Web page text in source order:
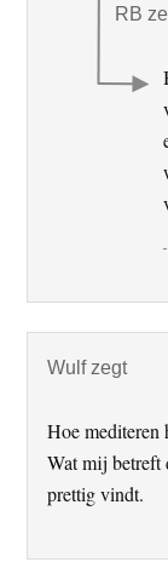
RB
Wulf zegt
Hoe mediteren
Wat mij betreft
prettig vindt.